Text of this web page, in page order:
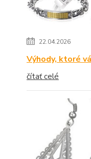
22.04.2026
Výhody, ktoré
čítať celé